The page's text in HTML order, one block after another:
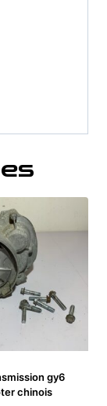
gy6
chinois